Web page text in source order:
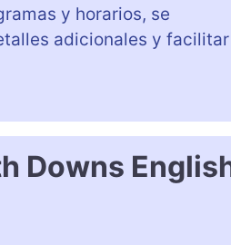
y horarios, se
adicionales y facilitar
Downs